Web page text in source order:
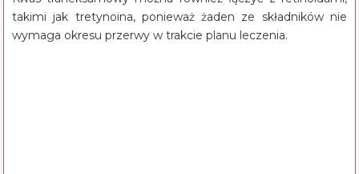
takimi jak tretynoina, ponieważ żaden ze składników nie
wymaga okresu przerwy w trakcie planu leczenia.